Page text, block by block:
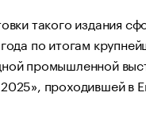
такого издания
по итогам
промышленной
проходившей в